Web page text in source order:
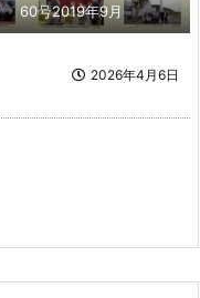
60号2019年9月
2026年4月6日